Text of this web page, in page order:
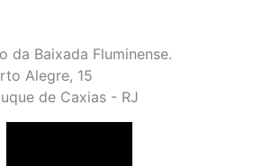
da Baixada Fluminense.
Alegre, 15
de Caxias - RJ